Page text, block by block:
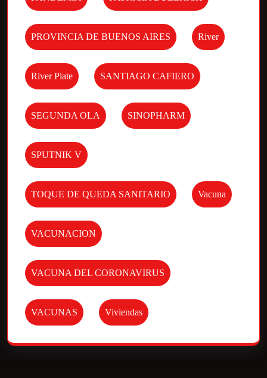
PROVINCIA DE BUENOS AIRES River
River Plate SANTIAGO CAFIERO
SEGUNDA OLA SINOPHARM
SPUTNIK V
TOQUE DE QUEDA SANITARIO Vacuna
VACUNACION
VACUNA DEL CORONAVIRUS
VACUNAS Viviendas